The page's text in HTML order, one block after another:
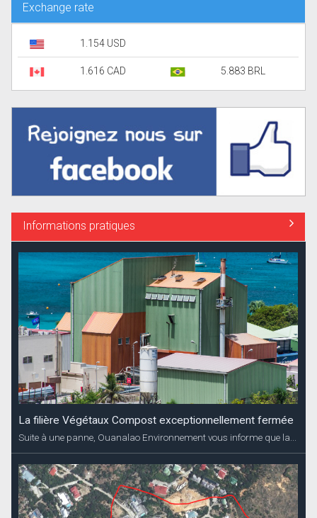
Exchange rate
1.154 USD
1.616 CAD 5.883 BRL
Informations pratiques
La filière Végétaux Compost exceptionnellement fermée
Suite à une panne, Ouanalao Environnement vous informe que la...